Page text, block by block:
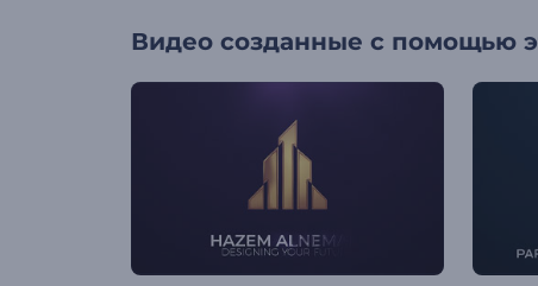
Видео созданные с помощью